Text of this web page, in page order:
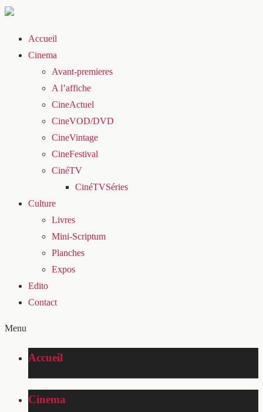
Accueil
Cinema
Avant-premieres
A l’affiche
CineActuel
CineVOD/DVD
CineVintage
CineFestival
CinéTV
CinéTVSéries
Culture
Livres
Mini-Scriptum
Planches
Expos
Edito
Contact
Menu
Accueil
Cinema